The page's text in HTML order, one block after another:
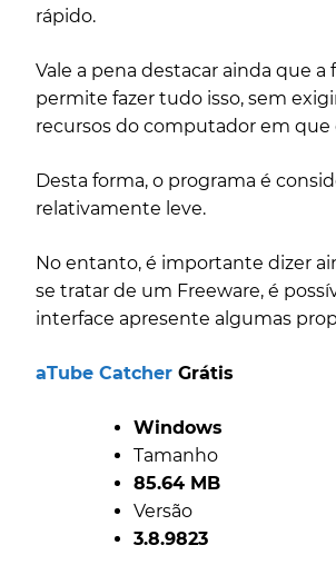
rápido.
Vale a pena destacar ainda que a
permite fazer tudo isso, sem
recursos do computador em que
Desta forma, o programa é
relativamente leve.
No entanto, é importante dizer
se tratar de um Freeware, é
interface apresente algumas
aTube Catcher Grátis
Windows
Tamanho
85.64 MB
Versão
3.8.9823